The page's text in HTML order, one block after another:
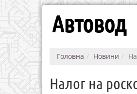
Автовод
Головна Новини
Налог на